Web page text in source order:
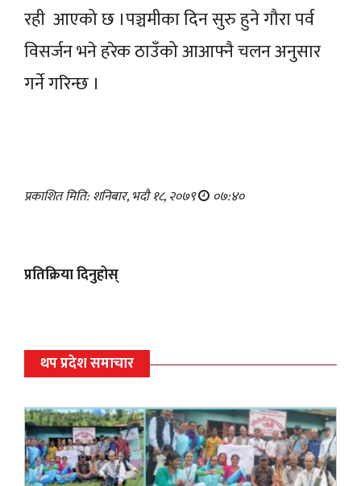
रही आएको छ ।पञ्चमीका दिन सुरु हुने गौरा पर्व
विसर्जन भने हरेक ठाउँको आआफ्नै चलन अनुसार
गर्ने गरिन्छ ।
प्रकाशित मिति: शनिबार, भदौ १८, २०७९ ०७:४०
प्रतिक्रिया दिनुहोस्
थप प्रदेश समाचार